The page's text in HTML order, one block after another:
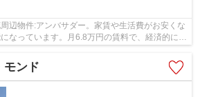
辺物件:アンバサダー。家賃や生活費がお安くな
なっています。月6.8万円の賃料で、経済的にも
。一人暮らしの方に...
モンド